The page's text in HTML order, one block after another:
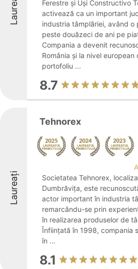
Laureați
Ferestre și Uși Constructivo
activează ca un important
industria tâmplăriei, având o
peste douăzeci de ani pe
Compania a devenit
România și la nivel european
portofoliu ...
8.7
Laureați
Tehnorex
Societatea Tehnorex,
Dumbrăvița, este
actor important în industria
remarcându-se prin
în realizarea produselor de
Înființată în 1998, compania
în ...
8.1